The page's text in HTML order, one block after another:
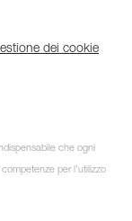
dei cookie
che ogni
per l’utilizzo